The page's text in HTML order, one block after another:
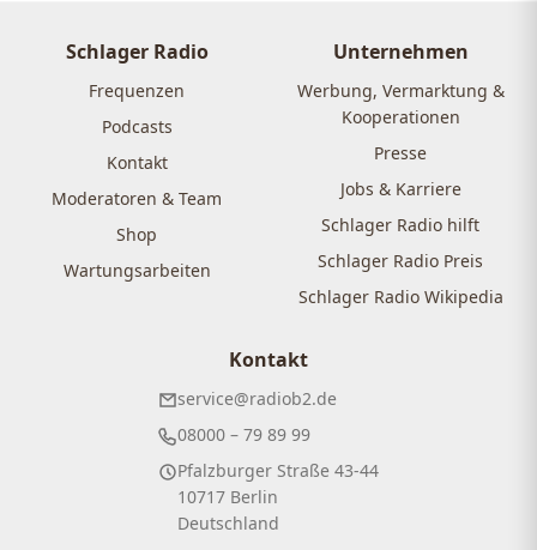
Schlager Radio
Frequenzen
Podcasts
Kontakt
Moderatoren & Team
Shop
Wartungsarbeiten
Unternehmen
Werbung, Vermarktung &
Kooperationen
Presse
Jobs & Karriere
Schlager Radio hilft
Schlager Radio Preis
Schlager Radio Wikipedia
Kontakt
service@radiob2.de
08000 – 79 89 99
Pfalzburger Straße 43-44
10717 Berlin
Deutschland